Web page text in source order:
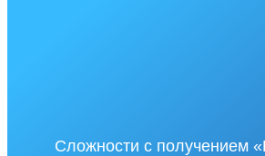
Сложности с получением